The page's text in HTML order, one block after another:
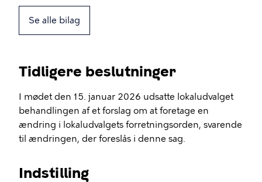
Se alle bilag
Tidligere beslutninger
I mødet den 15. januar 2026 udsatte lokaludvalget
behandlingen af et forslag om at foretage en
ændring i lokaludvalgets forretningsorden, svarende
til ændringen, der foreslås i denne sag.
Indstilling